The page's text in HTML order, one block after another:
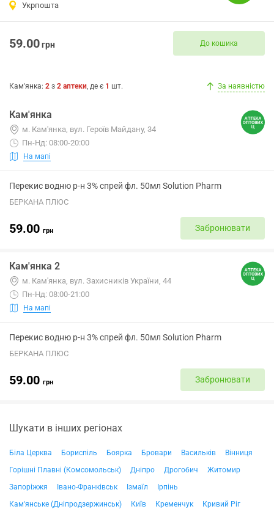
Укрпошта
59.00грн До кошика
Кам'янка: 2 з 2 аптеки, де є 1 шт. За наявністю
Кам'янка
м. Кам'янка, вул. Героїв Майдану, 34
Пн-Нд: 08:00-20:00
На мапі
Перекис водню р-н 3% спрей фл. 50мл Solution Pharm
БЕРКАНА ПЛЮС
59.00 грн Забронювати
Кам'янка 2
м. Кам'янка, вул. Захисників України, 44
Пн-Нд: 08:00-21:00
На мапі
Перекис водню р-н 3% спрей фл. 50мл Solution Pharm
БЕРКАНА ПЛЮС
59.00 грн Забронювати
Шукати в інших регіонах
Біла Церква Бориспіль Боярка Бровари Васильків
Вінниця
Горішні Плавні (Комсомольськ)
Дніпро Дрогобич
Житомир
Запоріжжя
Івано-Франківськ Ізмаїл
Ірпінь
Кам'янське (Дніпродзержинськ)
Київ Кременчук
Кривий Ріг